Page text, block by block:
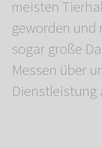
meisten
geworden
sogar große
Messen über
Dienstleistung